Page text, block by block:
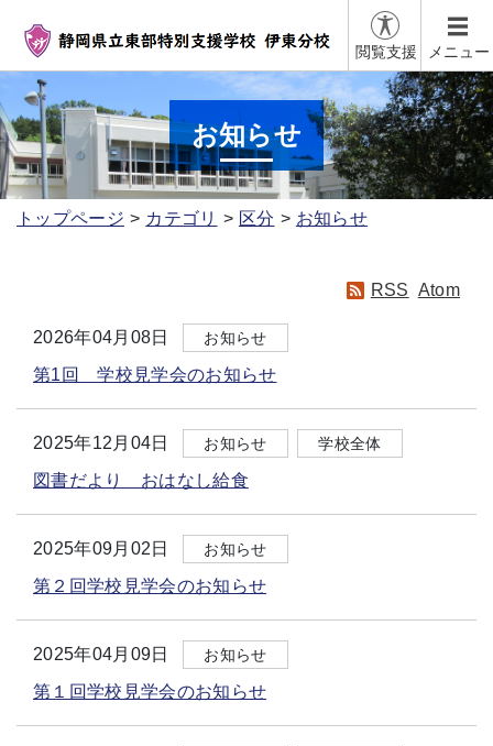
閲覧支援 メニュー
お知らせ
トップページ カテゴリ 区分 お知らせ
RSS Atom
2026年04月08日 お知らせ
第1回 学校見学会のお知らせ
2025年12月04日 お知らせ 学校全体
図書だより おはなし給食
2025年09月02日 お知らせ
第２回学校見学会のお知らせ
2025年04月09日 お知らせ
第１回学校見学会のお知らせ